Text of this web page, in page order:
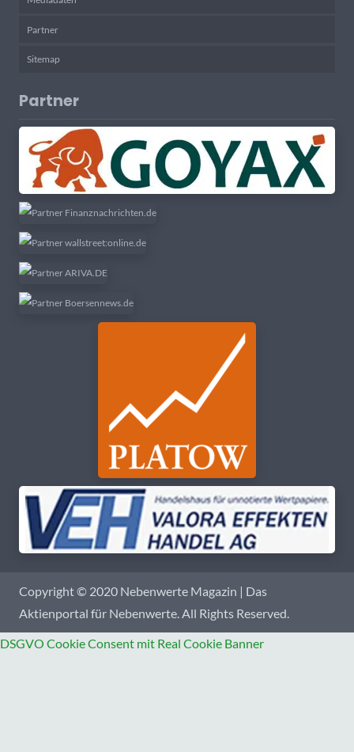
Partner
Sitemap
Partner
Copyright © 2020 Nebenwerte Magazin | Das
Aktienportal für Nebenwerte. All Rights Reserved.
DSGVO Cookie Consent mit Real Cookie Banner